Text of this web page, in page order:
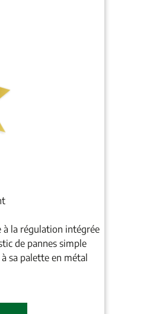
à la régulation intégrée
de pannes simple
sa palette en métal